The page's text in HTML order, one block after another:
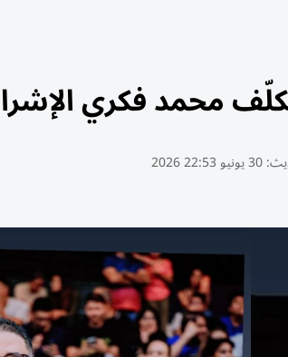
محمد فكري
30 يونيو 22:53 2026